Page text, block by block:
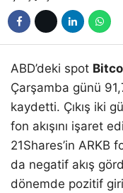
ABD’deki spot
Çarşamba günü
kaydetti. Çıkış iki
fon akışını işaret
21Shares’in ARKB
da negatif akış
dönemde pozitif